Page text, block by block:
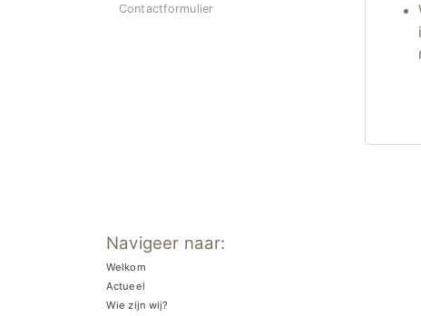
Contactformulier
Navigeer naar:
Welkom
Actueel
Wie zijn wij?